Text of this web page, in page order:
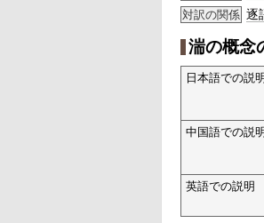
対訳の関係 逐
湍の概念
日本語での説
中国語での説
英語での説明